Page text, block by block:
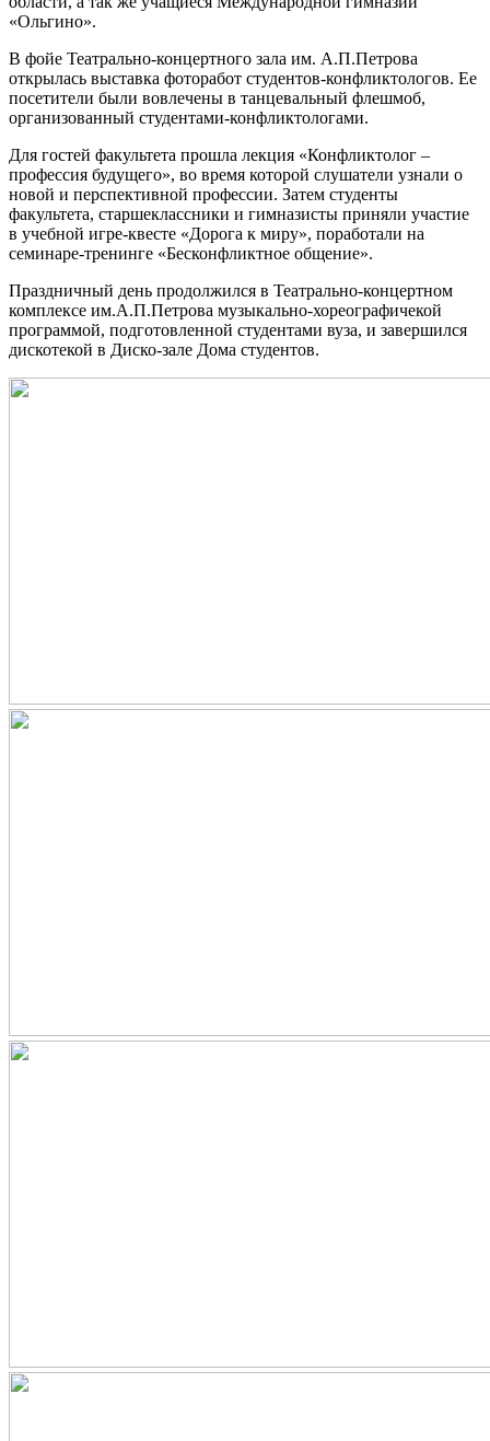
«Ольгино».
В фойе Театрально-концертного зала им. А.П.Петрова
открылась выставка фоторабот студентов-конфликтологов. Ее
посетители были вовлечены в танцевальный флешмоб,
организованный студентами-конфликтологами.
Для гостей факультета прошла лекция «Конфликтолог –
профессия будущего», во время которой слушатели узнали о
новой и перспективной профессии. Затем студенты
факультета, старшеклассники и гимназисты приняли участие
в учебной игре-квесте «Дорога к миру», поработали на
семинаре-тренинге «Бесконфликтное общение».
Праздничный день продолжился в Театрально-концертном
комплексе им.А.П.Петрова музыкально-хореографичекой
программой, подготовленной студентами вуза, и завершился
дискотекой в Диско-зале Дома студентов.